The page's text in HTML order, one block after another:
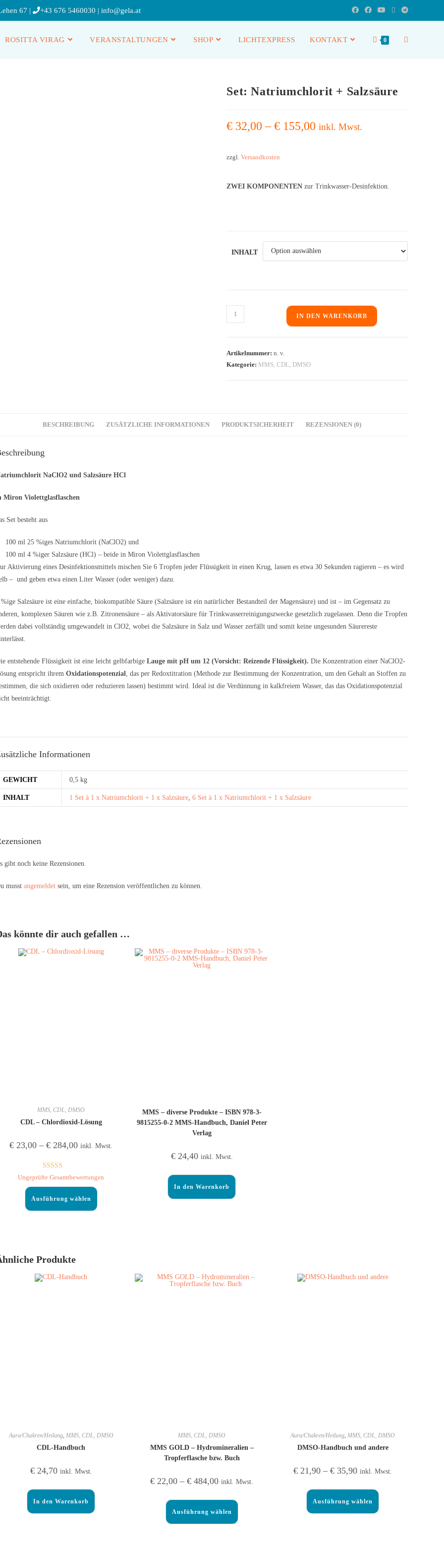
67 | +43 676 5460030 | info@gela.at
ROSITTA VIRAG VERANSTALTUNGEN SHOP LICHTEXPRESS KONTAKT 0
Set: Natriumchlorit + Salzsäure
€ 32,00 –€ 155,00 inkl. Mwst.
zzgl.Versandkosten
ZWEI KOMPONENTEN zur Trinkwasser-Desinfektion.
INHALT
IN DEN WARENKORB
Artikelnummer:n. v.
Kategorie: MMS, CDL, DMSO
BESCHREIBUNG ZUSÄTZLICHE INFORMATIONEN PRODUKTSICHERHEIT REZENSIONEN (0)
NaClO2 und Salzsäure HCl
Miron Violettglasflaschen
Set besteht aus
100 ml 25 %iges Natriumchlorit (NaClO2) und
100 ml 4 %iger Salzsäure (HCl) – beide in Miron Violettglasflaschen
Aktivierung eines Desinfektionsmittels mischen Sie 6 Tropfen jeder Flüssigkeit in einen Krug, lassen es etwa 30 Sekunden ragieren – es wird
– und geben etwa einen Liter Wasser (oder weniger) dazu.
Salzsäure ist eine einfache, biokompatible Säure (Salzsäure ist ein natürlicher Bestandteil der Magensäure) und ist – im Gegensatz zu
komplexen Säuren wie z.B. Zitronensäure – als Aktivatorsäure für Trinkwasserreinigungszwecke gesetzlich zugelassen. Denn die Tropfen
dabei vollständig umgewandelt in ClO2, wobei die Salzsäure in Salz und Wasser zerfällt und somit keine ungesunden Säurereste
entstehende Flüssigkeit ist eine leicht gelbfarbige Lauge mit pH um 12 (Vorsicht: Reizende Flüssigkeit). Die Konzentration einer NaClO2-
entspricht ihrem Oxidationspotenzial, das per Redoxtitration (Methode zur Bestimmung der Konzentration, um den Gehalt an Stoffen zu
die sich oxidieren oder reduzieren lassen) bestimmt wird. Ideal ist die Verdünnung in kalkfreiem Wasser, das das Oxidationspotenzial
beeinträchtigt.
Informationen
GEWICHT 0,5 kg
INHALT 1 Set à 1 x Natriumchlorit + 1 x Salzsäure, 6 Set à 1 x Natriumchlorit + 1 x Salzsäure
gibt noch keine Rezensionen.
musst angemeldet sein, um eine Rezension veröffentlichen zu können.
könnte dir auch gefallen …
MMS, CDL, DMSO
CDL – Chlordioxid-Lösung
€ 23,00 –€ 284,00 inkl. Mwst.
Bewertet mit
5.00von 5
Ungeprüfte Gesamtbewertungen
Ausführung wählen
MMS – diverse Produkte – ISBN 978-3-
9815255-0-2 MMS-Handbuch, Daniel Peter
Verlag
€24,40 inkl. Mwst.
In den Warenkorb
Produkte
Aura/Chakren/Heilung, MMS, CDL, DMSO
CDL-Handbuch
€24,70 inkl. Mwst.
In den Warenkorb
MMS, CDL, DMSO
MMS GOLD – Hydromineralien –
Tropferflasche bzw. Buch
€ 22,00 –€ 484,00 inkl. Mwst.
Ausführung wählen
Aura/Chakren/Heilung MMS, CDL, DMSO
DMSO-Handbuch und andere
€ 21,90 –€ 35,90 inkl. Mwst.
Ausführung wählen